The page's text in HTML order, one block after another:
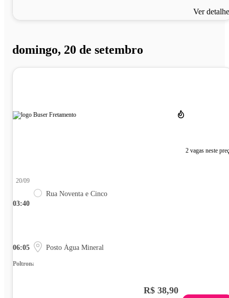
Ver
domingo, 20 de setembro
2 vagas neste
03:40
20/09
Rua Noventa e Cinco
06:05 Posto Água Mineral
Poltrona
R$ 38,90